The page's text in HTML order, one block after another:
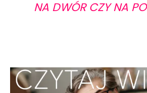
NA DWÓR CZY NA